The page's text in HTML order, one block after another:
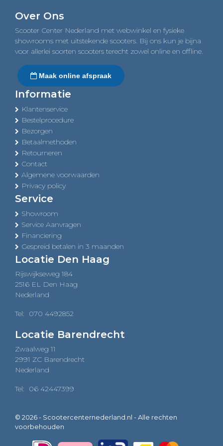
navigation
Over Ons
Scooter Center Nederland met webwinkel en fysieke
showrooms met uitstekende scooters. Bij ons kun je bijna
voor allerlei soorten scooters terecht zowel online en offline.
Maak online afspraak
Informatie
Klantenservice
Bestelprocedure
Bezorgen
Betaalmethoden
Retourneren
Contact
Algemene voorwaarden
Privacy policy
Service
Showroom
Service Aanvragen
Financiering
Gespreid betalen in 3 maanden
Locatie Den Haag
Rijswijkseweg 184
2516 EL Den Haag
Nederland
Tel: 070 4492852
Locatie Barendrecht
Zwaalweg 11
2991 ZC Barendrecht
Nederland
Tel: 06 42447399
© 2026 - Scootercenternederland.nl - Alle rechten
voorbehouden